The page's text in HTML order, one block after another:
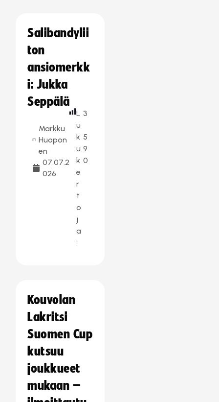
Salibandylii
ton
ansiomerkk
i: Jukka
Seppälä
Markku
Huopon
en
07.07.2
026
L
u
k
u
k
e
r
t
o
j
a
:
3
5
9
0
Kouvolan
Lakritsi
Suomen Cup
kutsuu
joukkueet
mukaan –